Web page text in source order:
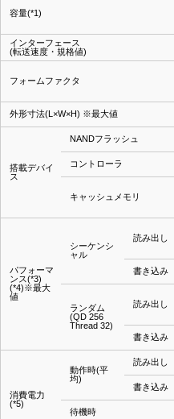
容量(*1)
インターフェース
(転送速度・規格値)
フォームファクタ
外形寸法(L×W×H) ※最大値
搭載デバイ
ス
NANDフラッシュ
コントローラ
キャッシュメモリ
パフォーマ
ンス(*3)
(*4)※最大
値
シーケンシ
ャル
読み出し
書き込み
ランダム
(QD 256
Thread 32)
読み出し
書き込み
消費電力
(*5)
動作時(平
均)
読み出し
書き込み
待機時